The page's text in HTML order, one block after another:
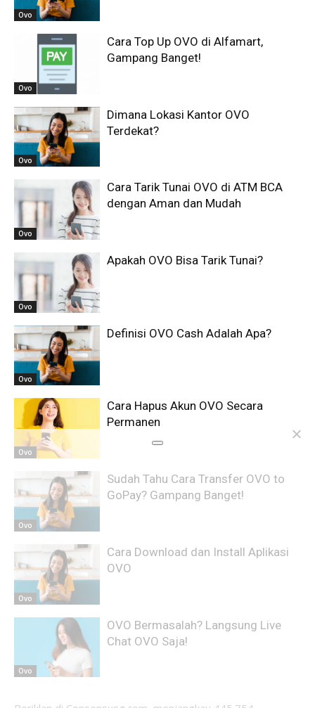
Ovo
Ovo
Cara Top Up OVO di Alfamart,
Gampang Banget!
Ovo
Dimana Lokasi Kantor OVO
Terdekat?
Ovo
Cara Tarik Tunai OVO di ATM BCA
dengan Aman dan Mudah
Ovo
Apakah OVO Bisa Tarik Tunai?
Ovo
Definisi OVO Cash Adalah Apa?
Ovo
Cara Hapus Akun OVO Secara
Permanen
Ovo
Sudah Tahu Cara Transfer OVO to
GoPay? Gampang Banget!
Ovo
Cara Download dan Install Aplikasi
OVO
Ovo
OVO Bermasalah? Langsung Live
Chat OVO Saja!